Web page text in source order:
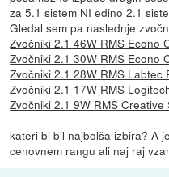
za 5.1 sistem NI edino 2.1
Gledal sem pa naslednje
Zvočniki 2.1 46W RMS Econo
Zvočniki 2.1 30W RMS Econo
Zvočniki 2.1 28W RMS Labtec
Zvočniki 2.1 17W RMS
Zvočniki 2.1 9W RMS Creative
kateri bi bil najbolša izbira? A
cenovnem rangu ali naj raj